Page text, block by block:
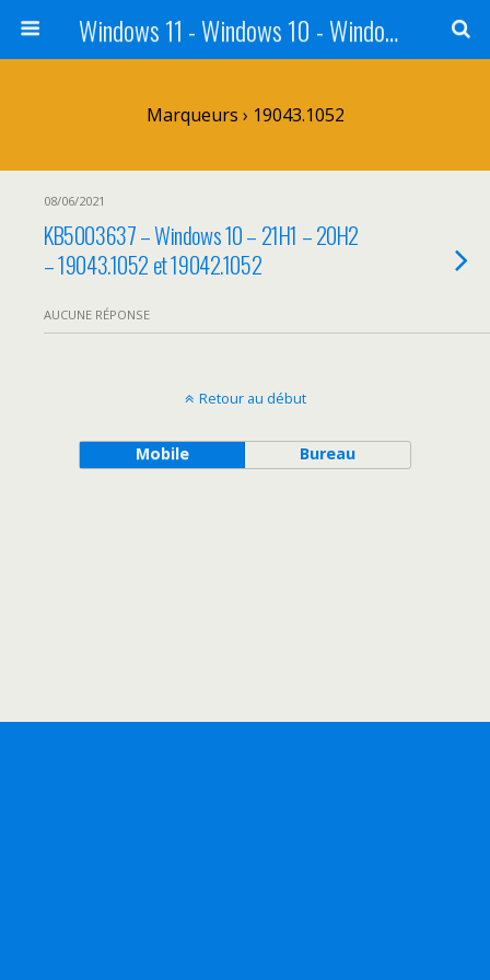
Windows 11 - Windows 10 - Windows 8 - Windows 7 - VISTA
Marqueurs › 19043.1052
08/06/2021
KB5003637 – Windows 10 – 21H1 – 20H2
– 19043.1052 et 19042.1052
AUCUNE RÉPONSE
Retour au début
Mobile Bureau